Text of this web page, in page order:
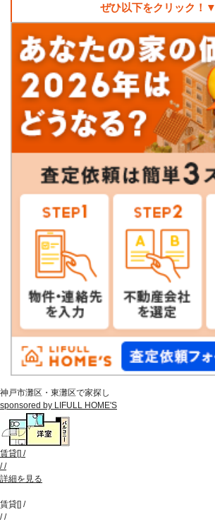
ぜひ以下をクリック！▼
神戸市灘区・東灘区で家探し
sponsored by LIFULL HOME'S
賃貸[] /
//
詳細を見る
賃貸[] /
//